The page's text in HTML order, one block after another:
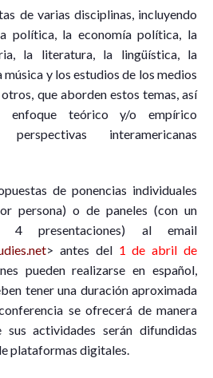
de varias disciplinas, incluyendo
política, la economía política, la
la literatura, la lingüística, la
y los estudios de los medios
que aborden estos temas, así
enfoque teórico y/o empírico
interamericanas
de ponencias individuales
persona) o de paneles (con un
presentaciones) al email
> antes del 1 de abril de
pueden realizarse en español,
tener una duración aproximada
se ofrecerá de manera
sus actividades serán difundidas
plataformas digitales.